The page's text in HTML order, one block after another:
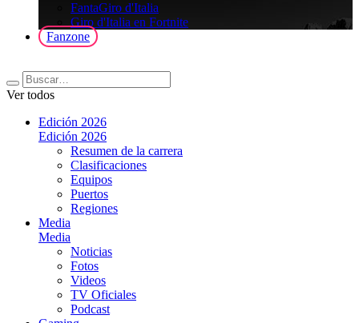
FantaGiro d'Italia
Giro d'Italia en Fortnite
Fanzone
Ver todos
Edición 2026
Edición 2026
Resumen de la carrera
Clasificaciones
Equipos
Puertos
Regiones
Media
Media
Noticias
Fotos
Videos
TV Oficiales
Podcast